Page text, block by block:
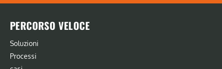
PERCORSO VELOCE
Soluzioni
Processi